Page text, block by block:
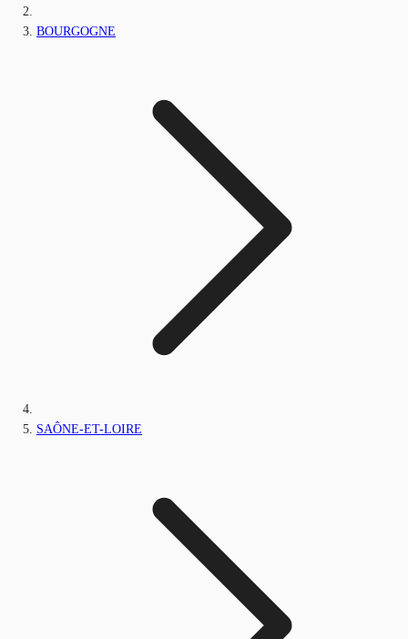
BOURGOGNE
SAÔNE-ET-LOIRE